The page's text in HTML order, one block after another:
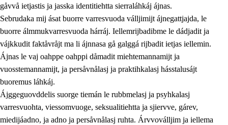
2. Prinsihpa oahppama, åvddånahttema ja ávddama hárráj
2.1 Sosiála oahppam ja åvddånibme
2.2 Máhtudahka fágáj hárráj
2.3 Vuodulasj tjehpudagá
gåvvå ietjastis ja jasska identitiehtta sierraláhkáj ájnas.
Sebrudaka mij ásat buorre varresvuoda válljimijt ájnegattjajda, le
buorre álmmukvarresvuoda hárráj. Iellemrijbadibme le dádjadit ja
vájkkudit faktåvråjt ma li ájnnasa gå galggá rijbadit ietjas iellemin.
Ájnas le vaj oahppe oahppi dåmadit miehtemannamijt ja
vuosstemannamijt, ja persåvnålasj ja praktihkalasj hásstalusájt
buoremus láhkáj.
Ájggeguovddelis suorge tiemán le rubbmelasj ja psyhkalasj
varresvuohta, viessomvuoge, seksualitiehtta ja sjiervve, gárev,
miedijáadno, ja adno ja persåvnålasj ruhta. Árvvoválljim ja iellema